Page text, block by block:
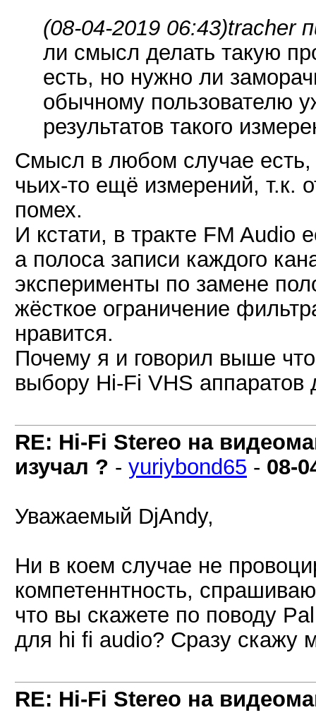
(08-04-2019 06:43)tracher
ли смысл делать такую
есть, но нужно ли
обычному пользователю
результатов такого
Смысл в любом случае
чьих-то ещё измерений, т.к.
помех.
И кстати, в тракте FM
а полоса записи каждого
эксперименты по замене
жёсткое ограничение
нравится.
Почему я и говорил выше
выбору Hi-Fi VHS аппаратов
RE: Hi-Fi Stereo на
изучал ? - yuriybond65 - 08-
Уважаемый DjAndy,
Ни в коем случае не
компетеннтность,
что вы скажете по поводу
для hi fi audio? Сразу скажу
RE: Hi-Fi Stereo на